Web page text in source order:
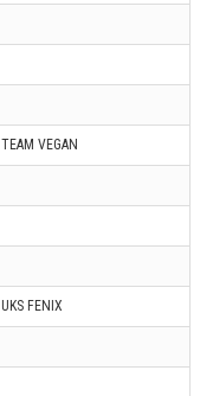
TEAM VEGAN
UKS FENIX